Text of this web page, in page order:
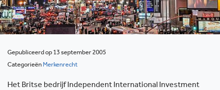
Gepubliceerd op 13 september 2005
Categorieën Merkenrecht
Het Britse bedrijf Independent International Investment